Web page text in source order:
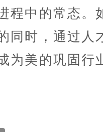
程中的常态。
同时，通过人
为美的巩固行